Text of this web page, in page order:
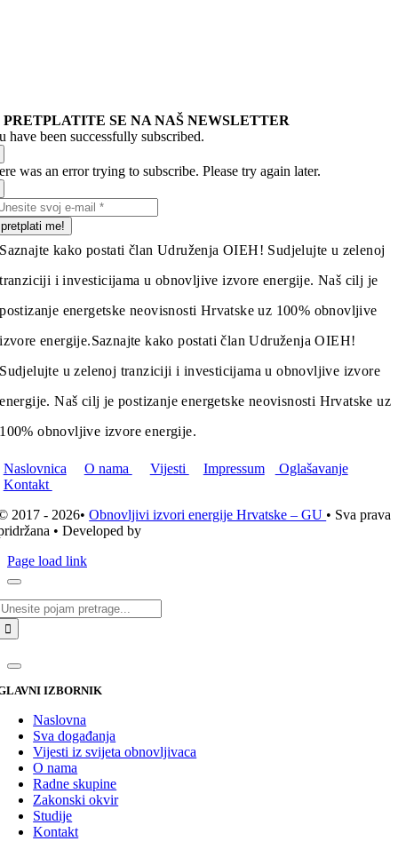
PRETPLATITE SE NA NAŠ NEWSLETTER
have been successfully subscribed.
was an error trying to subscribe. Please try again later.
pretplati me!
Saznajte kako postati član Udruženja OIEH! Sudjelujte u zelenoj
tranziciji i investicijama u obnovljive izvore energije. Naš cilj je
postizanje energetske neovisnosti Hrvatske uz 100% obnovljive
izvore energije.Saznajte kako postati član Udruženja OIEH!
Sudjelujte u zelenoj tranziciji i investicijama u obnovljive izvore
energije. Naš cilj je postizanje energetske neovisnosti Hrvatske uz
100% obnovljive izvore energije.
Naslovnica O nama Vijesti Impressum
Oglašavanje
Kontakt
2017 - 2026•Obnovljivi izvori energije Hrvatske – GU • Sva prava
• Developed by
Page load link
IZBORNIK
Naslovna
Sva događanja
Vijesti iz svijeta obnovljivaca
O nama
Radne skupine
Zakonski okvir
Studije
Kontakt